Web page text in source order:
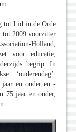
tot Lid in de Orde
tot 2009 voorzitter
Holland,
voor educatie,
begrip. In
‘ouderendag’:
jaar en ouder en -
75 jaar en ouder,